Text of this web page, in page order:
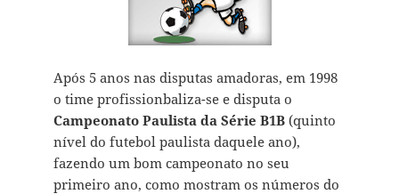
Após 5 anos nas disputas amadoras, em 1998
o time profissionbaliza-se e disputa o
Campeonato Paulista da Série B1B(quinto
nível do futebol paulista daquele ano),
fazendo um bom campeonato no seu
primeiro ano, como mostram os números do